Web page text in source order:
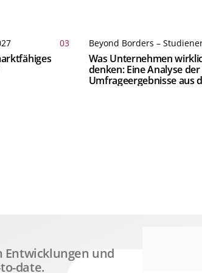
03 Beyond Borders –
Was Unternehmen
denken: Eine Analyse der
Umfrageergebnisse aus
und
date.